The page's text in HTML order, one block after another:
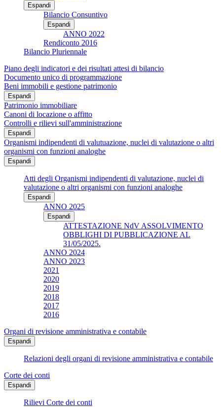
Espandi
Bilancio Consuntivo
Espandi
ANNO 2022
Rendiconto 2016
Bilancio Pluriennale
Piano degli indicatori e dei risultati attesi di bilancio
Documento unico di programmazione
Beni immobili e gestione patrimonio
Espandi
Patrimonio immobiliare
Canoni di locazione o affitto
Controlli e rilievi sull'amministrazione
Espandi
Organismi indipendenti di valutuazione, nuclei di valutazione o altri
organismi con funzioni analoghe
Espandi
Atti degli Organismi indipendenti di valutazione, nuclei di
valutazione o altri organismi con funzioni analoghe
Espandi
ANNO 2025
Espandi
ATTESTAZIONE NdV ASSOLVIMENTO
OBBLIGHI DI PUBBLICAZIONE AL
31/05/2025.
ANNO 2024
ANNO 2023
2021
2020
2019
2018
2017
2016
Organi di revisione amministrativa e contabile
Espandi
Relazioni degli organi di revisione amministrativa e contabile
Corte dei conti
Espandi
Rilievi Corte dei conti